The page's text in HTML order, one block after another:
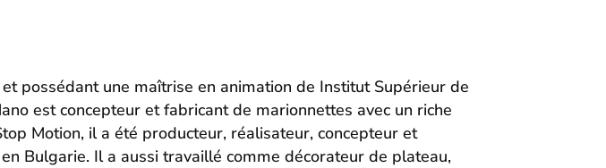
possédant une maîtrise en animation de Institut Supérieur de
est concepteur et fabricant de marionnettes avec un riche
Motion, il a été producteur, réalisateur, concepteur et
Bulgarie. Il a aussi travaillé comme décorateur de plateau,